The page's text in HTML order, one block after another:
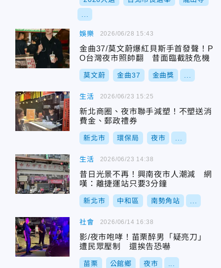
娛樂
金曲37/莫文蔚爆紅貝斯手首發聲！P
O台灣夜市照帥翻 昔面臨截肢危機
莫文蔚 金曲37 金曲獎
2026/06/28 15:43
生活
新北商圈、夜市聯手減塑！不塑送消
費金、郵政禮券
新北市 環保局 夜市
2026/06/23 15:25
生活
昔日光景不再！興南夜市人潮減 網
嘆：離捷運站只要3分鐘
新北市 中和區 南勢角站
2026/06/23 14:38
社會
影/夜市咆哮！苗栗醉男「疑亮刀」
遭民眾壓制 還挨告恐嚇
苗栗 公館鄉 夜市
2026/06/14 16:38